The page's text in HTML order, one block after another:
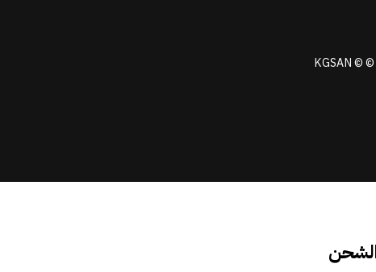
KGSAN ©